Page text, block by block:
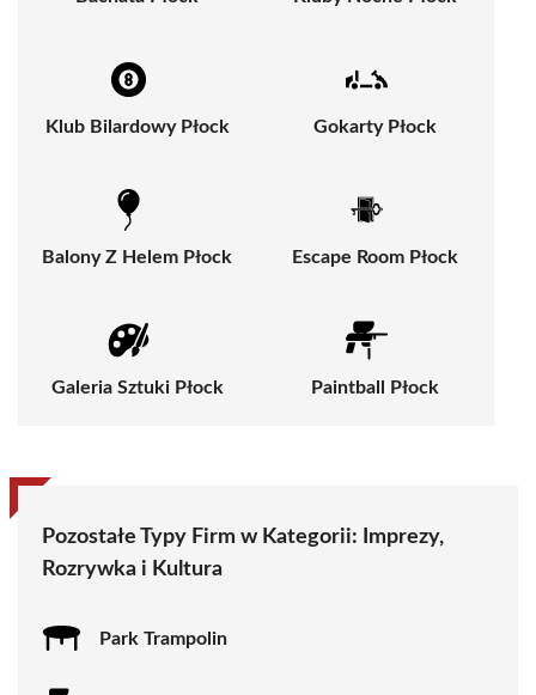
Klub Bilardowy Płock Gokarty Płock
Balony Z Helem Płock Escape Room Płock
Galeria Sztuki Płock Paintball Płock
Pozostałe Typy Firm w Kategorii:
Imprezy,
Rozrywka i Kultura
Park Trampolin